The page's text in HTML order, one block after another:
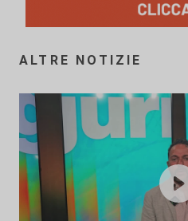
ALTRE NOTIZIE